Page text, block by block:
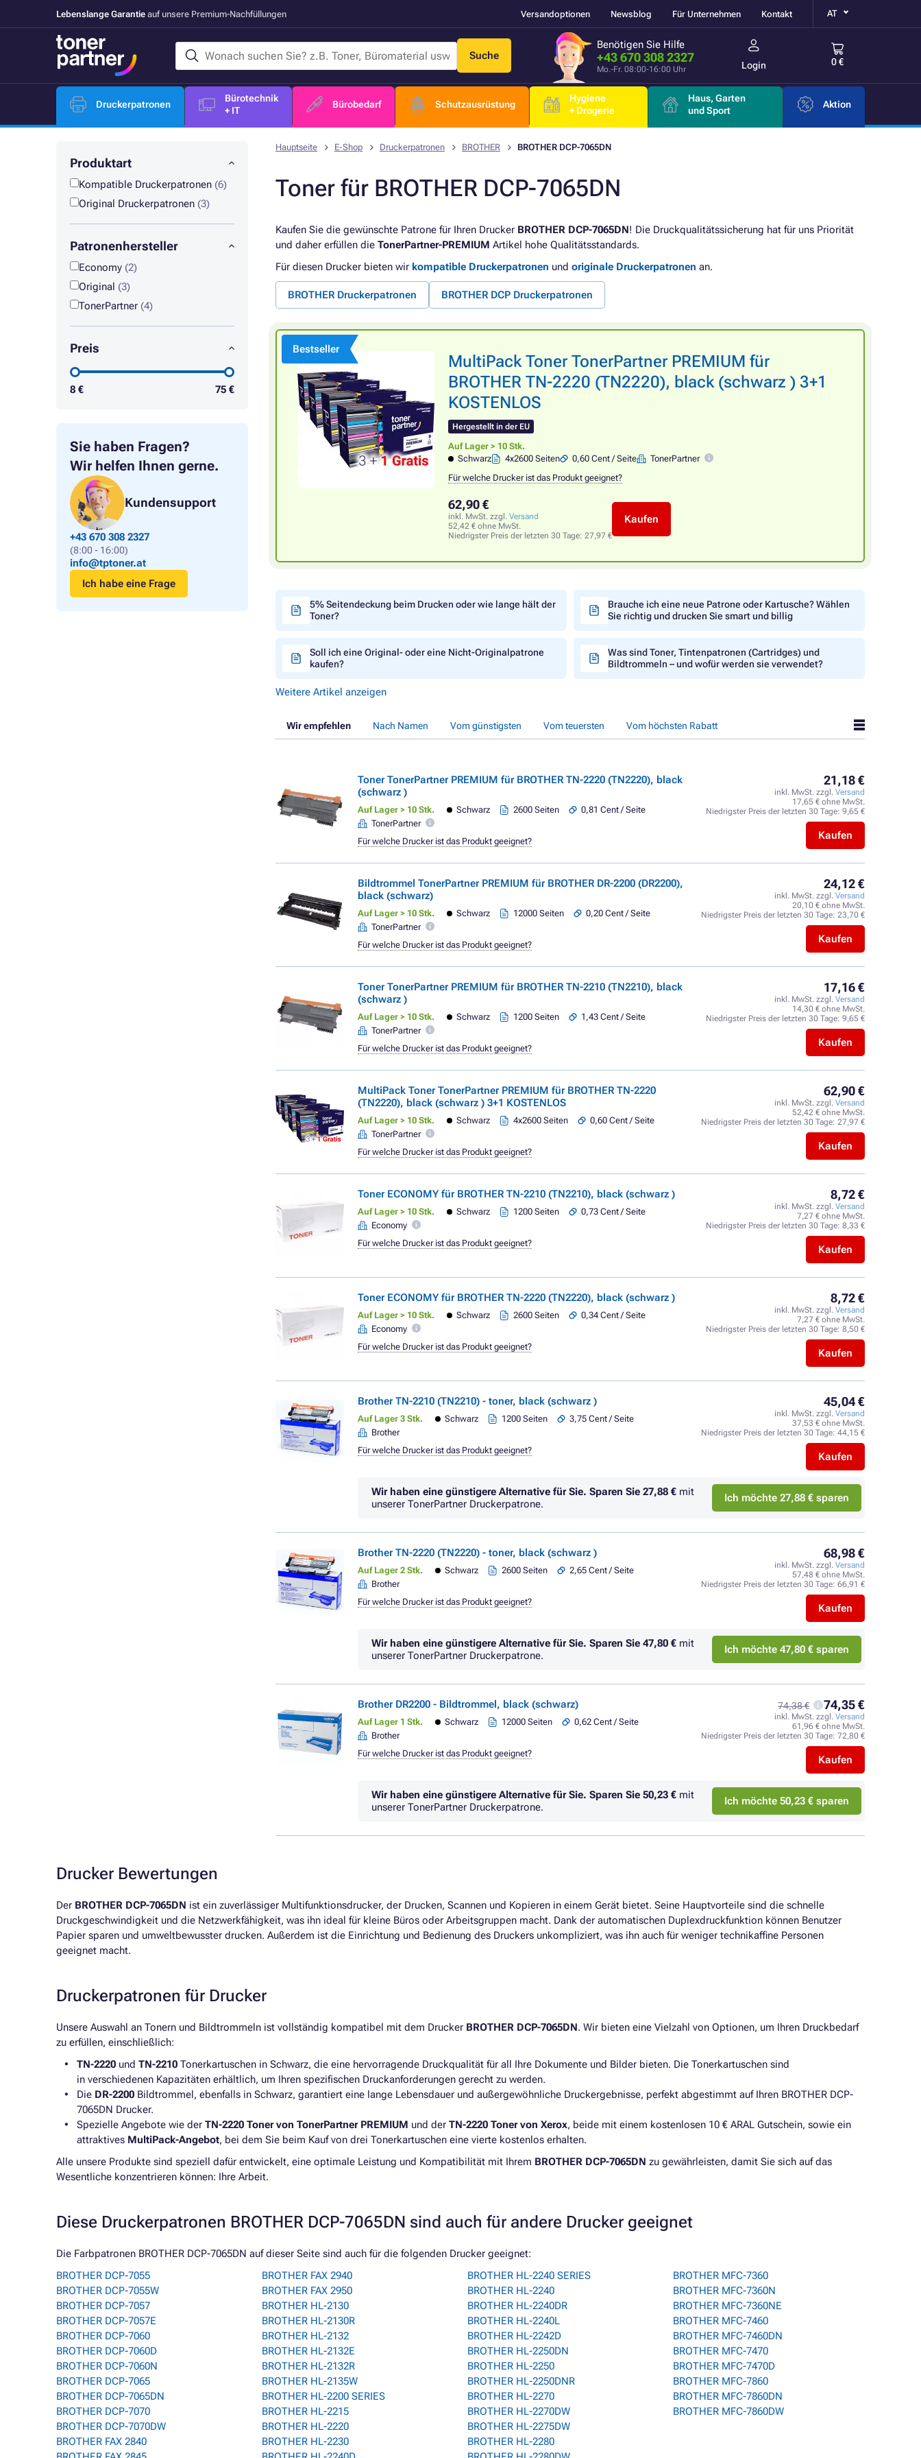
Lebenslange Garantie auf unsere Premium-Nachfüllungen Versandoptionen Newsblog Für Unternehmen Kontakt AT
Suche
Benötigen Sie Hilfe
+43 670 308 2327
Mo.-Fr. 08:00-16:00 Uhr Login 0 €
Druckerpatronen
Bürotechnik
+ IT
Bürobedarf Schutzausrüstung
Hygiene
+ Drogerie
Haus, Garten
und Sport
Aktion
Produktart
Kompatible Druckerpatronen (6)
Original Druckerpatronen (3)
Patronenhersteller
Economy (2)
Original (3)
TonerPartner (4)
Preis
8 € 75 €
Sie haben Fragen?
Wir helfen Ihnen gerne.
Kundensupport
+43 670 308 2327
(8:00 - 16:00)
info@tptoner.at
Ich habe eine Frage
Hauptseite E-Shop Druckerpatronen BROTHER BROTHER DCP-7065DN
Toner für BROTHER DCP-7065DN
Kaufen Sie die gewünschte Patrone für Ihren Drucker BROTHER DCP-7065DN! Die Druckqualitätssicherung hat für uns Priorität
und daher erfüllen die TonerPartner-PREMIUM Artikel hohe Qualitätsstandards.
Für diesen Drucker bieten wir kompatible Druckerpatronen und originale Druckerpatronen an.
BROTHER Druckerpatronen BROTHER DCP Druckerpatronen
Bestseller
MultiPack Toner TonerPartner PREMIUM für
BROTHER TN-2220 (TN2220), black (schwarz ) 3+1
KOSTENLOS
Hergestellt in der EU
Auf Lager > 10 Stk.
Schwarz
4x2600 Seiten 0,60 Cent / Seite
TonerPartner
Für welche Drucker ist das Produkt geeignet?
62,90 €
inkl. MwSt. zzgl. Versand
52,42 € ohne MwSt.
Niedrigster Preis der letzten 30 Tage: 27,97 €
Kaufen
5% Seitendeckung beim Drucken oder wie lange hält der
Toner?
Brauche ich eine neue Patrone oder Kartusche? Wählen
Sie richtig und drucken Sie smart und billig
Soll ich eine Original- oder eine Nicht-Originalpatrone
kaufen?
Was sind Toner, Tintenpatronen (Cartridges) und
Bildtrommeln – und wofür werden sie verwendet?
Weitere Artikel anzeigen
Wir empfehlen Nach Namen Vom günstigsten Vom teuersten Vom höchsten Rabatt
Toner TonerPartner PREMIUM für BROTHER TN-2220 (TN2220), black
(schwarz )
Auf Lager > 10 Stk. Schwarz 2600 Seiten
0,81 Cent / Seite
TonerPartner
21,18 €
inkl. MwSt. zzgl. Versand
17,65 € ohne MwSt.
Niedrigster Preis der letzten 30 Tage: 9,65 €
Kaufen
Für welche Drucker ist das Produkt geeignet?
Bildtrommel TonerPartner PREMIUM für BROTHER DR-2200 (DR2200),
black (schwarz)
Auf Lager > 10 Stk. Schwarz 12000 Seiten
0,20 Cent / Seite
TonerPartner
24,12 €
inkl. MwSt. zzgl. Versand
20,10 € ohne MwSt.
Niedrigster Preis der letzten 30 Tage: 23,70 €
Kaufen
Für welche Drucker ist das Produkt geeignet?
Toner TonerPartner PREMIUM für BROTHER TN-2210 (TN2210), black
(schwarz )
Auf Lager > 10 Stk. Schwarz 1200 Seiten
1,43 Cent / Seite
TonerPartner
17,16 €
inkl. MwSt. zzgl. Versand
14,30 € ohne MwSt.
Niedrigster Preis der letzten 30 Tage: 9,65 €
Kaufen
Für welche Drucker ist das Produkt geeignet?
MultiPack Toner TonerPartner PREMIUM für BROTHER TN-2220
(TN2220), black (schwarz ) 3+1 KOSTENLOS
Auf Lager > 10 Stk. Schwarz 4x2600 Seiten
0,60 Cent / Seite
TonerPartner
62,90 €
inkl. MwSt. zzgl. Versand
52,42 € ohne MwSt.
Niedrigster Preis der letzten 30 Tage: 27,97 €
Kaufen
Für welche Drucker ist das Produkt geeignet?
Toner ECONOMY für BROTHER TN-2210 (TN2210), black (schwarz )
Auf Lager > 10 Stk. Schwarz 1200 Seiten
0,73 Cent / Seite
Economy
8,72 €
inkl. MwSt. zzgl. Versand
7,27 € ohne MwSt.
Niedrigster Preis der letzten 30 Tage: 8,33 €
Kaufen
Für welche Drucker ist das Produkt geeignet?
Toner ECONOMY für BROTHER TN-2220 (TN2220), black (schwarz )
Auf Lager > 10 Stk. Schwarz 2600 Seiten
0,34 Cent / Seite
Economy
8,72 €
inkl. MwSt. zzgl. Versand
7,27 € ohne MwSt.
Niedrigster Preis der letzten 30 Tage: 8,50 €
Kaufen
Für welche Drucker ist das Produkt geeignet?
Brother TN-2210 (TN2210) - toner, black (schwarz )
Auf Lager 3 Stk. Schwarz 1200 Seiten
3,75 Cent / Seite
Brother
45,04 €
inkl. MwSt. zzgl. Versand
37,53 € ohne MwSt.
Niedrigster Preis der letzten 30 Tage: 44,15 €
Kaufen
Für welche Drucker ist das Produkt geeignet?
Wir haben eine günstigere Alternative für Sie. Sparen Sie 27,88 € mit
unserer TonerPartner Druckerpatrone.
Ich möchte 27,88 € sparen
Brother TN-2220 (TN2220) - toner, black (schwarz )
Auf Lager 2 Stk. Schwarz 2600 Seiten
2,65 Cent / Seite
Brother
68,98 €
inkl. MwSt. zzgl. Versand
57,48 € ohne MwSt.
Niedrigster Preis der letzten 30 Tage: 66,91 €
Kaufen
Für welche Drucker ist das Produkt geeignet?
Wir haben eine günstigere Alternative für Sie. Sparen Sie 47,80 € mit
unserer TonerPartner Druckerpatrone.
Ich möchte 47,80 € sparen
Brother DR2200 - Bildtrommel, black (schwarz)
Auf Lager 1 Stk. Schwarz 12000 Seiten
0,62 Cent / Seite
Brother
74,38 € 74,35 €
inkl. MwSt. zzgl. Versand
61,96 € ohne MwSt.
Niedrigster Preis der letzten 30 Tage: 72,80 €
Kaufen
Für welche Drucker ist das Produkt geeignet?
Wir haben eine günstigere Alternative für Sie. Sparen Sie 50,23 € mit
unserer TonerPartner Druckerpatrone.
Ich möchte 50,23 € sparen
Drucker Bewertungen
Der BROTHER DCP-7065DN ist ein zuverlässiger Multifunktionsdrucker, der Drucken, Scannen und Kopieren in einem Gerät bietet. Seine Hauptvorteile sind die schnelle
Druckgeschwindigkeit und die Netzwerkfähigkeit, was ihn ideal für kleine Büros oder Arbeitsgruppen macht. Dank der automatischen Duplexdruckfunktion können Benutzer
Papier sparen und umweltbewusster drucken. Außerdem ist die Einrichtung und Bedienung des Druckers unkompliziert, was ihn auch für weniger technikaffine Personen
geeignet macht.
Druckerpatronen für Drucker
Unsere Auswahl an Tonern und Bildtrommeln ist vollständig kompatibel mit dem Drucker BROTHER DCP-7065DN. Wir bieten eine Vielzahl von Optionen, um Ihren Druckbedarf
zu erfüllen, einschließlich:
TN-2220 und TN-2210 Tonerkartuschen in Schwarz, die eine hervorragende Druckqualität für all Ihre Dokumente und Bilder bieten. Die Tonerkartuschen sind
in verschiedenen Kapazitäten erhältlich, um Ihren spezifischen Druckanforderungen gerecht zu werden.
Die DR-2200 Bildtrommel, ebenfalls in Schwarz, garantiert eine lange Lebensdauer und außergewöhnliche Druckergebnisse, perfekt abgestimmt auf Ihren BROTHER DCP-
7065DN Drucker.
Spezielle Angebote wie der TN-2220 Toner von TonerPartner PREMIUM und der TN-2220 Toner von Xerox, beide mit einem kostenlosen 10 € ARAL Gutschein, sowie ein
attraktives MultiPack-Angebot, bei dem Sie beim Kauf von drei Tonerkartuschen eine vierte kostenlos erhalten.
Alle unsere Produkte sind speziell dafür entwickelt, eine optimale Leistung und Kompatibilität mit Ihrem BROTHER DCP-7065DN zu gewährleisten, damit Sie sich auf das
Wesentliche konzentrieren können: Ihre Arbeit.
Diese Druckerpatronen BROTHER DCP-7065DN sind auch für andere Drucker geeignet
Die Farbpatronen BROTHER DCP-7065DN auf dieser Seite sind auch für die folgenden Drucker geeignet:
BROTHER DCP-7055
BROTHER DCP-7055W
BROTHER DCP-7057
BROTHER DCP-7057E
BROTHER DCP-7060
BROTHER DCP-7060D
BROTHER DCP-7060N
BROTHER DCP-7065
BROTHER DCP-7065DN
BROTHER DCP-7070
BROTHER DCP-7070DW
BROTHER FAX 2840
BROTHER FAX 2940
BROTHER FAX 2950
BROTHER HL-2130
BROTHER HL-2130R
BROTHER HL-2132
BROTHER HL-2132E
BROTHER HL-2132R
BROTHER HL-2135W
BROTHER HL-2200 SERIES
BROTHER HL-2215
BROTHER HL-2220
BROTHER HL-2230
BROTHER HL-2240 SERIES
BROTHER HL-2240
BROTHER HL-2240DR
BROTHER HL-2240L
BROTHER HL-2242D
BROTHER HL-2250DN
BROTHER HL-2250
BROTHER HL-2250DNR
BROTHER HL-2270
BROTHER HL-2270DW
BROTHER HL-2275DW
BROTHER HL-2280
BROTHER MFC-7360
BROTHER MFC-7360N
BROTHER MFC-7360NE
BROTHER MFC-7460
BROTHER MFC-7460DN
BROTHER MFC-7470
BROTHER MFC-7470D
BROTHER MFC-7860
BROTHER MFC-7860DN
BROTHER MFC-7860DW